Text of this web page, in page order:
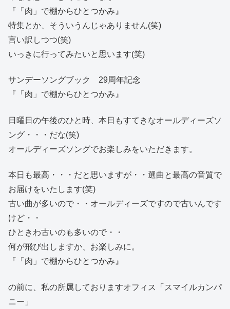
『「肉」で棚からひとつかみ』
特集とか、そういうんじゃありません(笑)
言い訳しつつ(笑)
いっきに行ってみたいと思います(笑)
サンデーソングブック 29周年記念
『「肉」で棚からひとつかみ』
日曜日の午後のひと時、本日もすてきなオールディーズソ
ング・・・だな(笑)
オールディーズソングでお楽しみをいただきます。
本日も最高・・・だと思いますが・・選曲と最高の音質で
お届けをいたします(笑)
古い曲が多いので・・オールディーズですので古いんです
けど・・
ひときわ古いのも多いので・・
何が飛び出しますか、お楽しみに。
『「肉」で棚からひとつかみ』
の前に、私の所属しておりますオフィス「スマイルカンパ
ニー」